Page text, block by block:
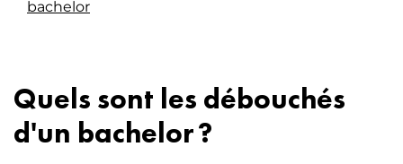
bachelor
Quels sont les débouchés
d'un bachelor ?